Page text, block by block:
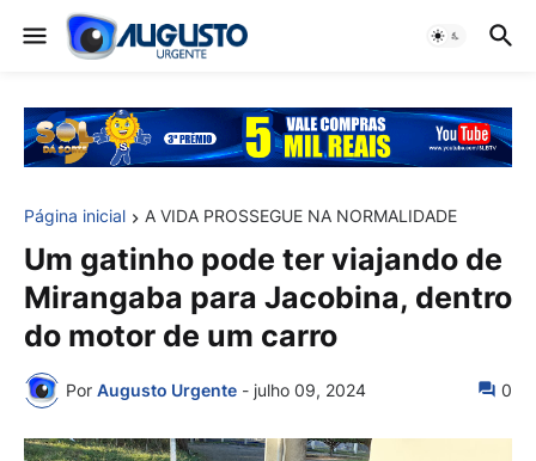
Página inicial A VIDA PROSSEGUE NA NORMALIDADE
Um gatinho pode ter viajando de
Mirangaba para Jacobina, dentro
do motor de um carro
Por Augusto Urgente - julho 09, 2024 0